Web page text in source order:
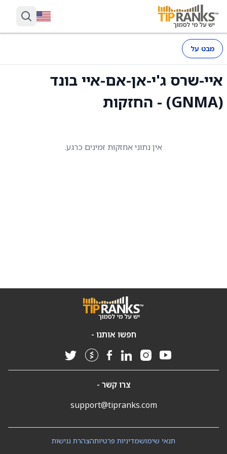
מבט על
איי-שרס ג'י-אן-אם-איי בונד
(GNMA) - החזקות
אין נתוני אחזקות זמינים כרגע.
חפשו אותנו -
צרו קשר -
support@tipranks.com
הצהרת נגישותמדיניות פרטיותתנאי שימוש